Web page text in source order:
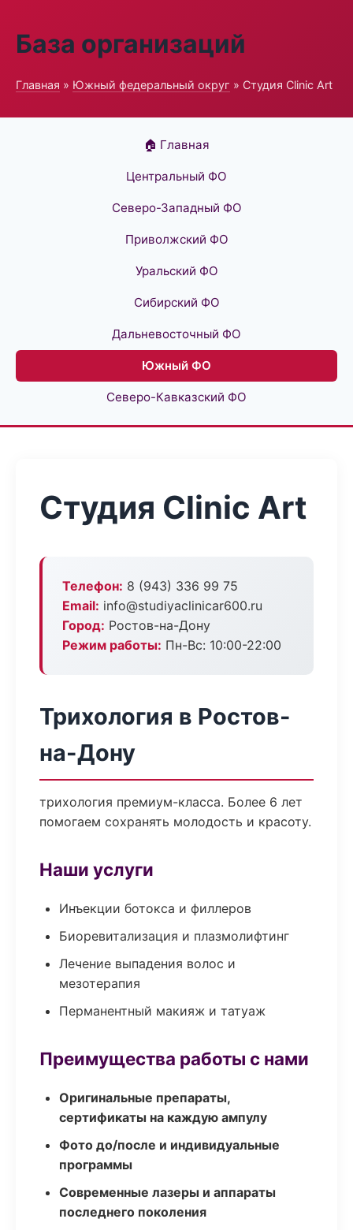
База организаций
Главная » Южный федеральный округ » Студия Clinic Art
🏠 Главная
Центральный ФО
Северо-Западный ФО
Приволжский ФО
Уральский ФО
Сибирский ФО
Дальневосточный ФО
Южный ФО
Северо-Кавказский ФО
Студия Clinic Art
Телефон: 8 (943) 336 99 75
Email: info@studiyaclinicar600.ru
Город: Ростов-на-Дону
Режим работы: Пн-Вс: 10:00-22:00
Трихология в Ростов-
на-Дону
трихология премиум-класса. Более 6 лет
помогаем сохранять молодость и красоту.
Наши услуги
Инъекции ботокса и филлеров
Биоревитализация и плазмолифтинг
Лечение выпадения волос и
мезотерапия
Перманентный макияж и татуаж
Преимущества работы с нами
Оригинальные препараты,
сертификаты на каждую ампулу
Фото до/после и индивидуальные
программы
Современные лазеры и аппараты
последнего поколения